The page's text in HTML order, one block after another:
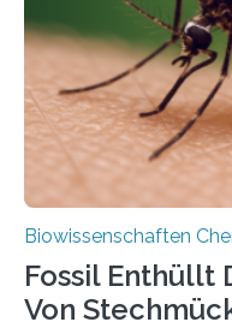
Süßwasseralge
dieser Gruppe bilden
mit scheibenförmiger
nächsten…
Biowissenschaften
Fossil Enthüllt
Von